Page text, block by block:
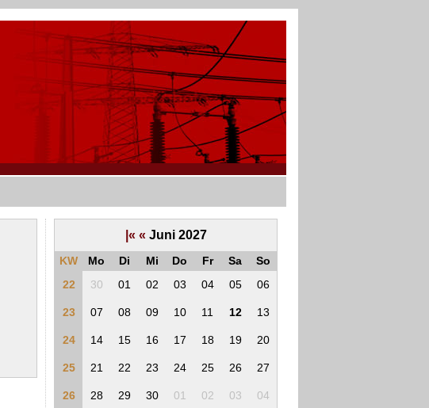
|« « Juni 2027
KW Mo Di Mi Do Fr Sa
So
22
30 01 02 03 04 05 06
23 07 08 09 10 11 12 13
24 14 15 16 17 18 19 20
25 21 22 23 24 25 26 27
26 28 29 30 01 02 03 04